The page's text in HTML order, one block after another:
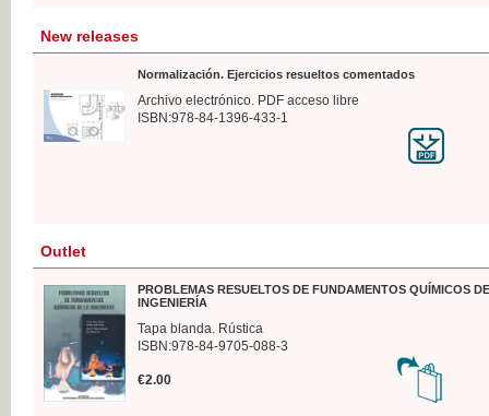
New releases
Normalización. Ejercicios resueltos comentados
Archivo electrónico. PDF acceso libre
ISBN:978-84-1396-433-1
Outlet
PROBLEMAS RESUELTOS DE FUNDAMENTOS QUÍMICOS
INGENIERÍA
Tapa blanda. Rústica
ISBN:978-84-9705-088-3
€2.00